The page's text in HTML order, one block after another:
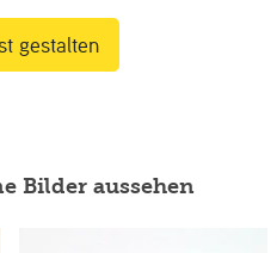
gestalten
Bilder aussehen